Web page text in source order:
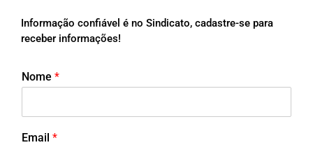
Informação confiável é no Sindicato, cadastre-se para
receber informações!
Nome *
Email *